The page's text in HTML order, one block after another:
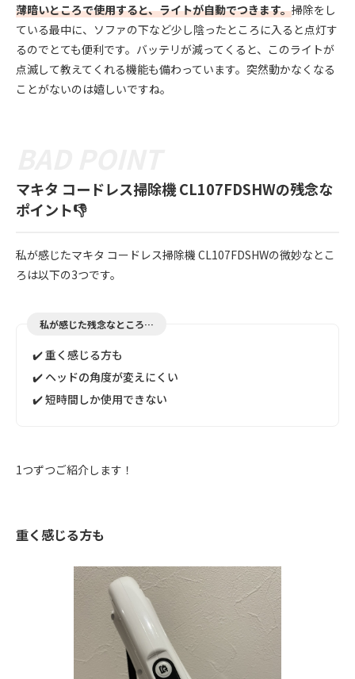
薄暗いところで使用すると、ライトが自動でつきます。掃除をし
ている最中に、ソファの下など少し陰ったところに入ると点灯す
るのでとても便利です。バッテリが減ってくると、このライトが
点滅して教えてくれる機能も備わっています。突然動かなくなる
ことがないのは嬉しいですね。
マキタ コードレス掃除機 CL107FDSHWの残念な
ポイント👎
私が感じたマキタ コードレス掃除機 CL107FDSHWの微妙なとこ
ろは以下の3つです。
私が感じた残念なところ…
✔️ 重く感じる方も
✔️ ヘッドの角度が変えにくい
✔️ 短時間しか使用できない
1つずつご紹介します！
重く感じる方も